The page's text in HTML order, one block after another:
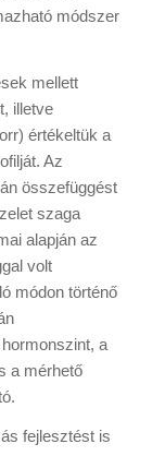
módszer
mellett
illetve
értékeltük a
Az
összefüggést
szaga
alapján az
volt
módon történő
a
a mérhető
fejlesztést is